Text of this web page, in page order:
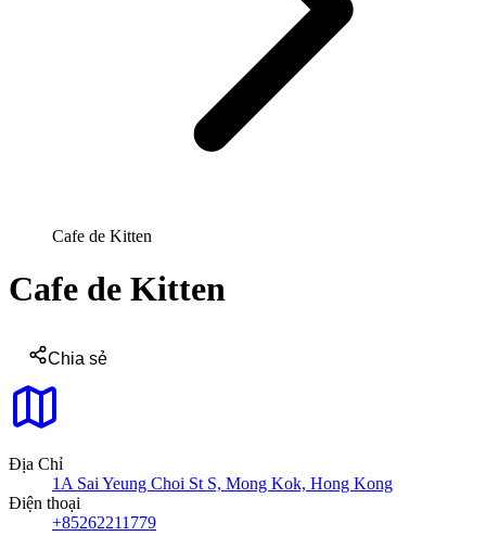
Cafe de Kitten
Cafe de Kitten
Chia sẻ
Địa Chỉ
1A Sai Yeung Choi St S, Mong Kok, Hong Kong
Điện thoại
+85262211779